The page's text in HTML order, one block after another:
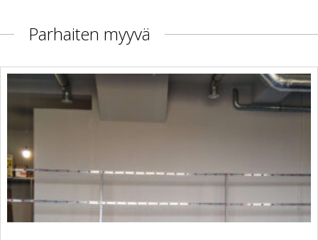
Parhaiten myyvä